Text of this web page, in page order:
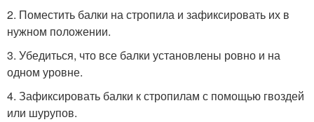
2. Поместить балки на стропила и зафиксировать их в
нужном положении.
3. Убедиться, что все балки установлены ровно и на
одном уровне.
4. Зафиксировать балки к стропилам с помощью гвоздей
или шурупов.